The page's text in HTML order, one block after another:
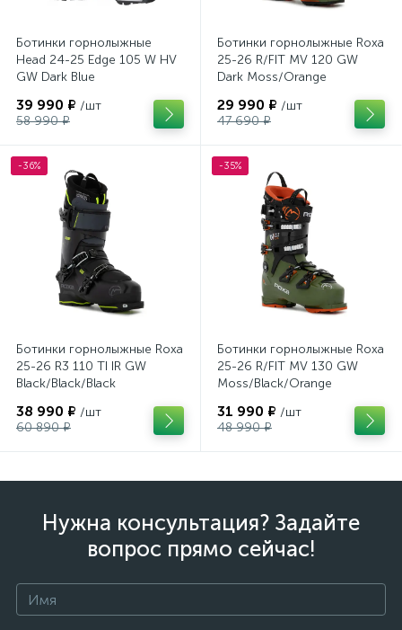
Ботинки горнолыжные
Head 24-25 Edge 105 W HV
GW Dark Blue
39 990 ₽ /шт
58 990 ₽
Ботинки горнолыжные Roxa
25-26 R/FIT MV 120 GW
Dark Moss/Orange
29 990 ₽ /шт
47 690 ₽
-36%
Ботинки горнолыжные Roxa
25-26 R3 110 TI IR GW
Black/Black/Black
38 990 ₽ /шт
60 890 ₽
-35%
Ботинки горнолыжные Roxa
25-26 R/FIT MV 130 GW
Moss/Black/Orange
31 990 ₽ /шт
48 990 ₽
Нужна консультация? Задайте
вопрос прямо сейчас!